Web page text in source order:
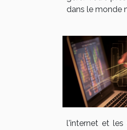
dans le monde
l'internet et les